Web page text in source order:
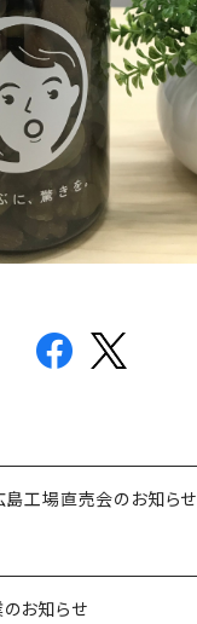
工場直売会のお知らせ
お知らせ